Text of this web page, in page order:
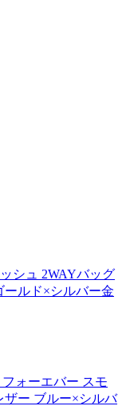
シュ 2WAYバッグ
ールド×シルバー金
ォーエバー スモ
ザー ブルー×シルバ